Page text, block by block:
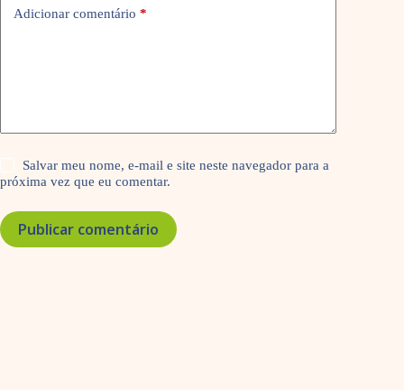
Adicionar comentário *
Salvar meu nome, e-mail e site neste navegador para a
próxima vez que eu comentar.
Publicar comentário